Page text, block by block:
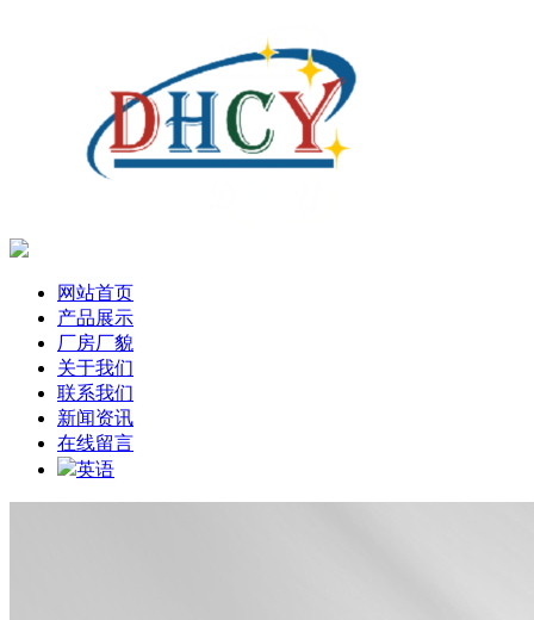
网站首页
产品展示
厂房厂貌
关于我们
联系我们
新闻资讯
在线留言
英语